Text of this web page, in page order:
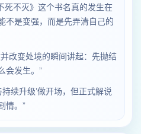
死不灭》这个书名真的发生在
不是变强，而是先弄清自己的
改变处境的瞬间讲起：先抛结
会发生。”
续升级’做开场，但正式解说
情。”